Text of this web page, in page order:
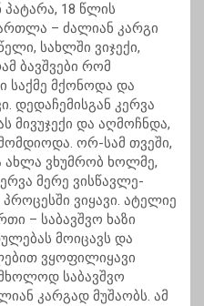
18 წლის
– ძალიან კარგი
სახლში ვიჯექი,
ბავშვები რომ
საქმე მქონოდა და
დედაჩემისგან კერვა
მივუჯექი და აღმოჩნდა,
ორ-სამ თვეში,
ახლა ვხუმრობ ხოლმე,
მერე ვისწავლე-
ვიყავი. ატელიე
– საბავშვო ხაზი
მოიცავს და
ვყოფილიყავი
საბავშვო
კარგად მუშაობს. ამ